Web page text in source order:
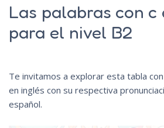
Las palabras con c
para el nivel B2
Te invitamos a explorar esta tabla
en inglés con su respectiva
español.